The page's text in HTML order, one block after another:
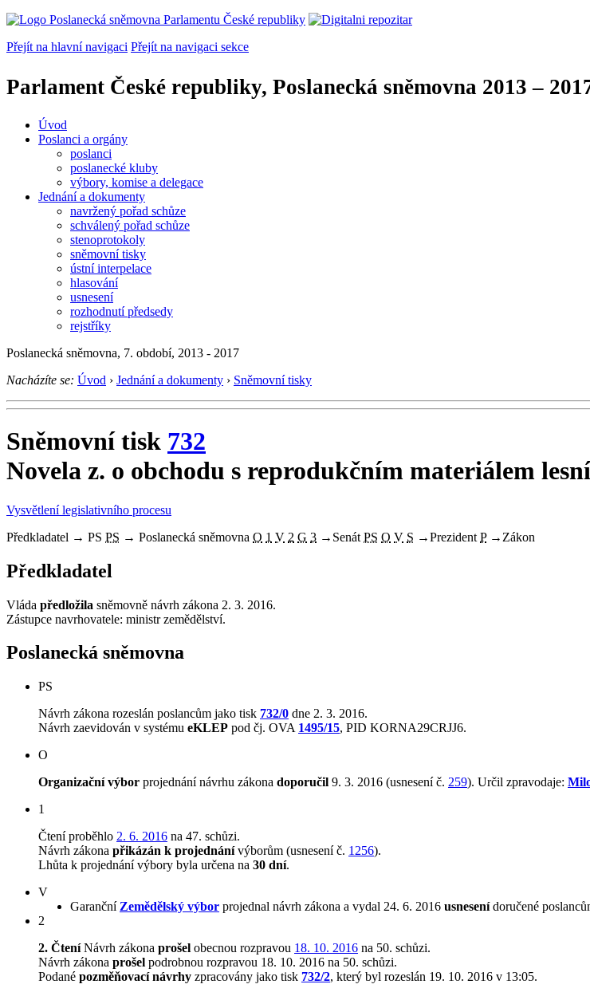
Přejít na hlavní navigaci Přejít na navigaci sekce
Parlament České republiky, Poslanecká sněmovna 2013 –
Úvod
Poslanci a orgány
poslanci
poslanecké kluby
výbory, komise a delegace
Jednání a dokumenty
navržený pořad schůze
schválený pořad schůze
stenoprotokoly
sněmovní tisky
ústní interpelace
hlasování
usnesení
rozhodnutí předsedy
rejstříky
Poslanecká sněmovna, 7. období, 2013 - 2017
Nacházíte se: Úvod › Jednání a dokumenty › Sněmovní tisky
Sněmovní tisk 732
Novela z. o obchodu s reprodukčním materiálem
Vysvětlení legislativního procesu
Předkladatel → PS PS → Poslanecká sněmovna O 1 V 2 G 3 → Senát PS O V S →Prezident P → Zákon
Předkladatel
Vláda předložila sněmovně návrh zákona 2. 3. 2016.
Zástupce navrhovatele: ministr zemědělství.
Poslanecká sněmovna
PS
Návrh zákona rozeslán poslancům jako tisk 732/0 dne 2. 3. 2016.
Návrh zaevidován v systému eKLEP pod čj. OVA 1495/15, PID KORNA29CRJJ6.
O
Organizační výbor projednání návrhu zákona doporučil 9. 3. 2016 (usnesení č. 259). Určil zpravodaje:
1
Čtení proběhlo 2. 6. 2016 na 47. schůzi.
Návrh zákona přikázán k projednánívýborům (usnesení č. 1256).
Lhůta k projednání výbory byla určena na 30 dní.
V
Garanční Zemědělský výbor projednal návrh zákona a vydal 24. 6. 2016 usnesenídoručené
2
2. ČteníNávrh zákona prošel obecnou rozpravou 18. 10. 2016 na 50. schůzi.
Návrh zákona prošel podrobnou rozpravou 18. 10. 2016 na 50. schůzi.
Podané pozměňovací návrhy zpracovány jako tisk 732/2, který byl rozeslán 19. 10. 2016 v 13:05.